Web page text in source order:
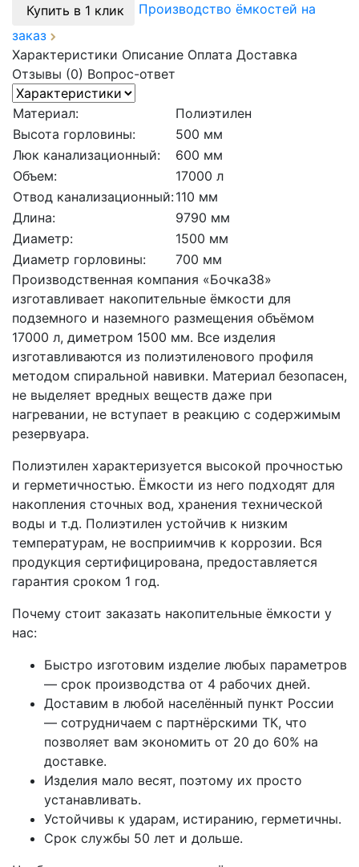
Купить в 1 клик
Производство ёмкостей на
заказ
Характеристики Описание Оплата Доставка
Отзывы (0) Вопрос-ответ
Материал:
Полиэтилен
Высота горловины:
500 мм
Люк канализационный:
600 мм
Объем:
17000 л
Отвод канализационный:110 мм
Длина:
9790 мм
Диаметр:
1500 мм
Диаметр горловины:
700 мм
Производственная компания «Бочка38»
изготавливает накопительные ёмкости для
подземного и наземного размещения объёмом
17000 л, диметром 1500 мм. Все изделия
изготавливаются из полиэтиленового профиля
методом спиральной навивки. Материал безопасен,
не выделяет вредных веществ даже при
нагревании, не вступает в реакцию с содержимым
резервуара.
Полиэтилен характеризуется высокой прочностью
и герметичностью. Ёмкости из него подходят для
накопления сточных вод, хранения технической
воды и т.д. Полиэтилен устойчив к низким
температурам, не восприимчив к коррозии. Вся
продукция сертифицирована, предоставляется
гарантия сроком 1 год.
Почему стоит заказать накопительные ёмкости у
нас:
Быстро изготовим изделие любых параметров
— срок производства от 4 рабочих дней.
Доставим в любой населённый пункт России
— сотрудничаем с партнёрскими ТК, что
позволяет вам экономить от 20 до 60% на
доставке.
Изделия мало весят, поэтому их просто
устанавливать.
Устойчивы к ударам, истиранию, герметичны.
Срок службы 50 лет и дольше.